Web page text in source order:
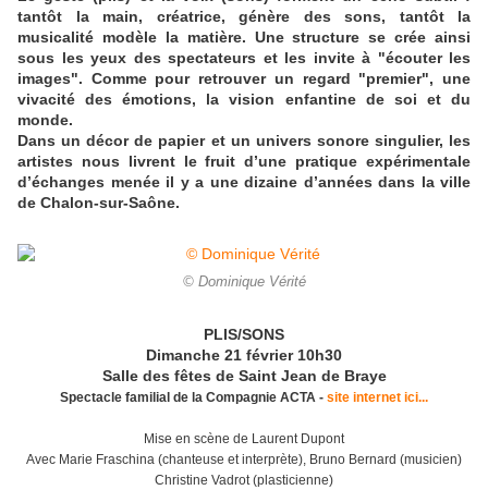
tantôt la main, créatrice, génère des sons, tantôt la
musicalité modèle la matière. Une structure se crée ainsi
sous les yeux des spectateurs et les invite à "écouter les
images". Comme pour retrouver un regard "premier", une
vivacité des émotions, la vision enfantine de soi et du
monde.
Dans un décor de papier et un univers sonore singulier, les
artistes nous livrent le fruit d’une pratique expérimentale
d’échanges menée il y a une dizaine d’années dans la ville
de Chalon-sur-Saône.
© Dominique Vérité
PLIS/SONS
Dimanche 21 février 10h30
Salle des fêtes de Saint Jean de Braye
Spectacle familial de la Compagnie ACTA - site internet ici...
Mise en scène de Laurent Dupont
Avec Marie Fraschina (chanteuse et interprète), Bruno Bernard (musicien)
Christine Vadrot (plasticienne)